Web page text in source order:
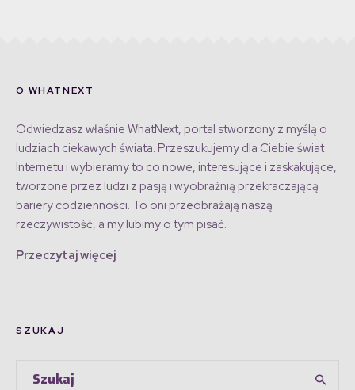
O WHATNEXT
Odwiedzasz właśnie WhatNext, portal stworzony z myślą o
ludziach ciekawych świata. Przeszukujemy dla Ciebie świat
Internetu i wybieramy to co nowe, interesujące i zaskakujące,
tworzone przez ludzi z pasją i wyobraźnią przekraczającą
bariery codzienności. To oni przeobrażają naszą
rzeczywistość, a my lubimy o tym pisać.
Przeczytaj więcej
SZUKAJ